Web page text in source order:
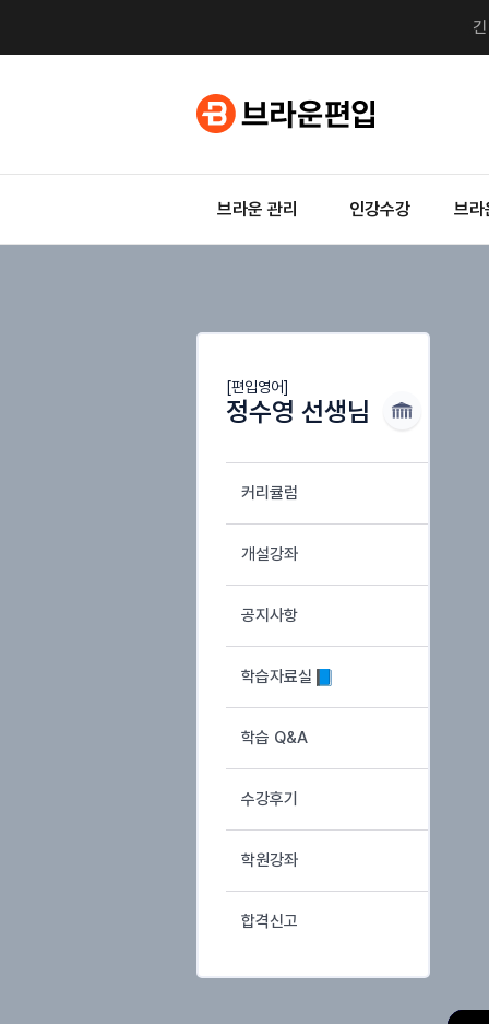
브라운 관리 인강수강 브라
[편입영어]
정수영 선생님
커리큘럼
개설강좌
공지사항
학습자료실
학습 Q&A
수강후기
학원강좌
합격신고